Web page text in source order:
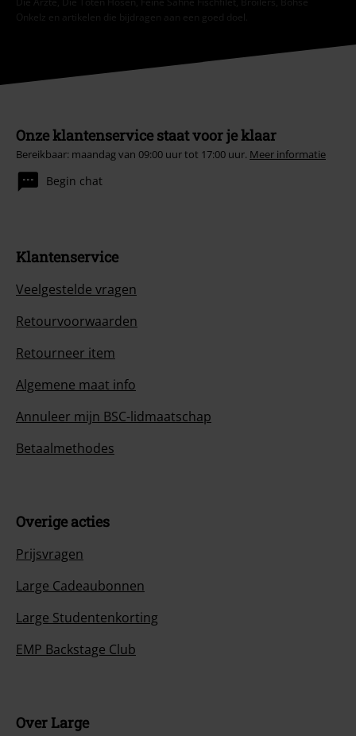
Onkelz en artikelen die bijdragen aan een goed doel.
Onze klantenservice staat voor je klaar
Bereikbaar: maandag van 09:00 uur tot 17:00 uur. Meer informatie
Begin chat
Klantenservice
Veelgestelde vragen
Retourvoorwaarden
Retourneer item
Algemene maat info
Annuleer mijn BSC-lidmaatschap
Betaalmethodes
Overige acties
Prijsvragen
Large Cadeaubonnen
Large Studentenkorting
EMP Backstage Club
Over Large